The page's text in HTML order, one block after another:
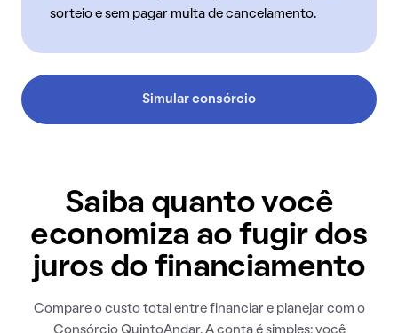
sorteio e sem pagar multa de cancelamento.
Simular consórcio
Saiba quanto você
economiza ao fugir dos
juros do financiamento
Compare o custo total entre financiar e planejar com o
Consórcio QuintoAndar. A conta é simples: você